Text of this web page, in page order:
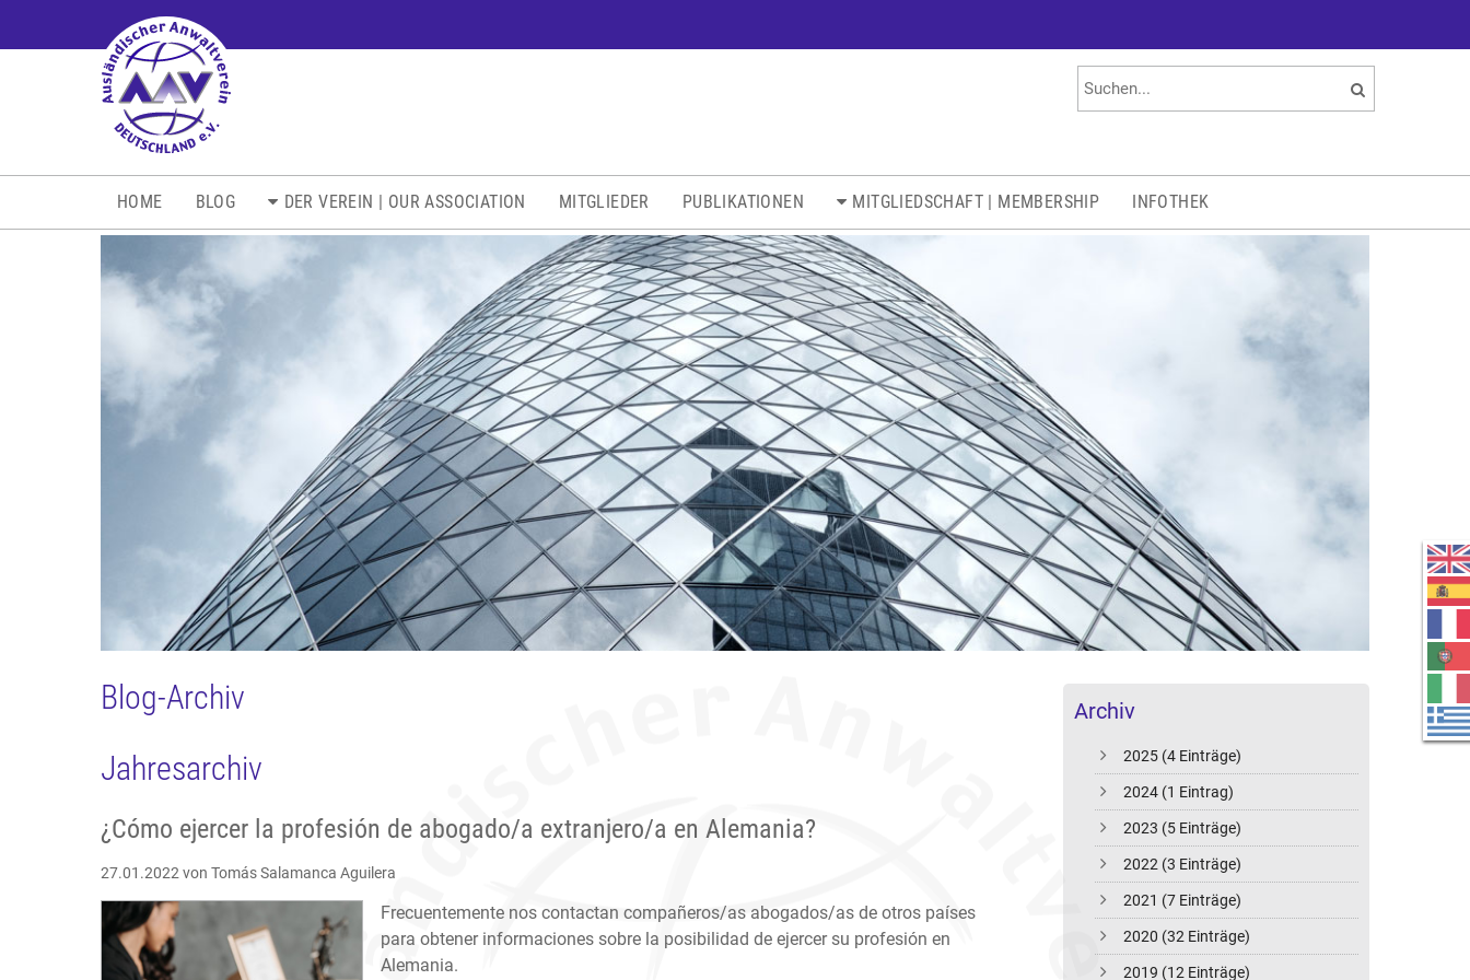
HOME BLOG DER VEREIN | OUR ASSOCIATION MITGLIEDER PUBLIKATIONEN MITGLIEDSCHAFT | MEMBERSHIP INFOTHEK
Archiv
2025 (4 Einträge)
2024 (1 Eintrag)
2023 (5 Einträge)
2022 (3 Einträge)
2021 (7 Einträge)
2020 (32 Einträge)
2019 (12 Einträge)
Blog-Archiv
Jahresarchiv
¿Cómo ejercer la profesión de abogado/a extranjero/a en Alemania?
27.01.2022 von Tomás Salamanca Aguilera
Frecuentemente nos contactan compañeros/as abogados/as de otros países
para obtener informaciones sobre la posibilidad de ejercer su profesión en
Alemania.